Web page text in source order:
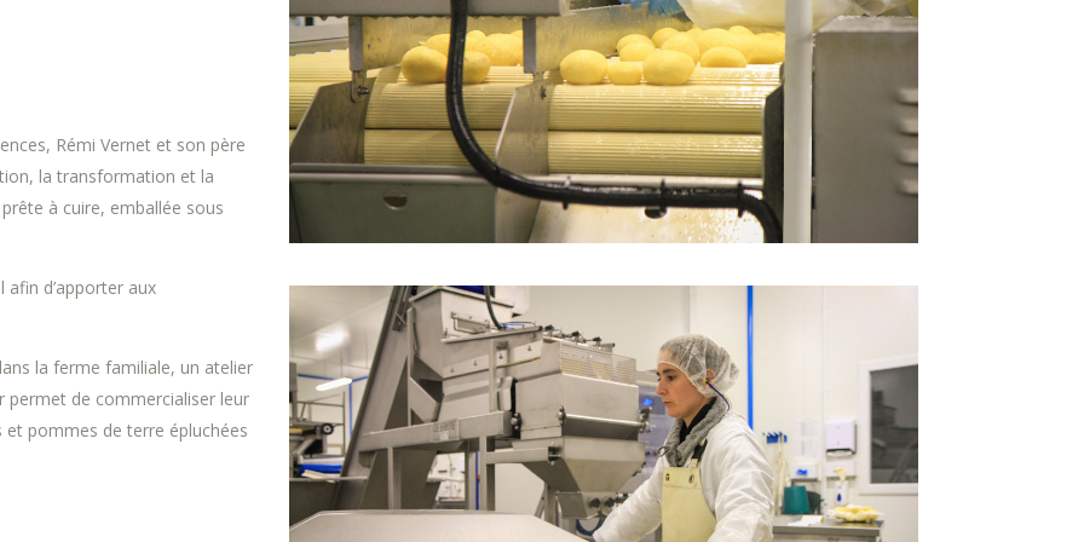
Rémi Vernet et son père
la transformation et la
à cuire, emballée sous
afin d’apporter aux
la ferme familiale, un atelier
permet de commercialiser leur
pommes de terre épluchées